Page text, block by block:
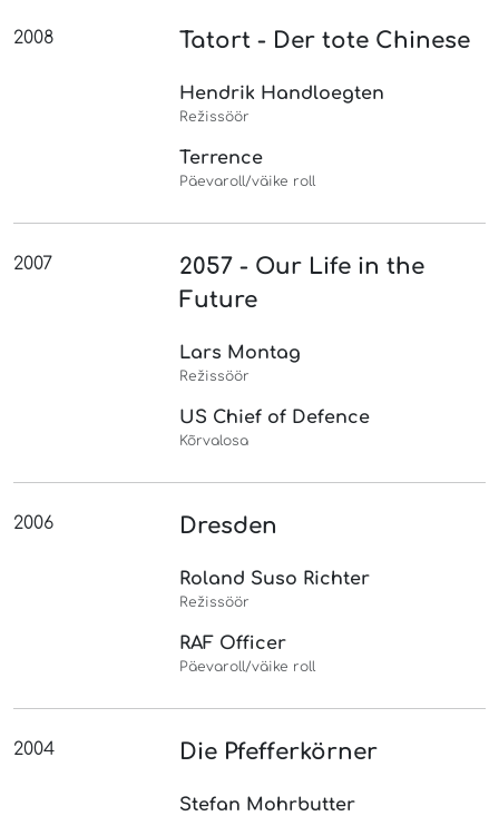
2008 Tatort - Der tote Chinese
Hendrik Handloegten
Režissöör
Terrence
Päevaroll/väike roll
2007
2057 - Our Life in the
Future
Lars Montag
Režissöör
US Chief of Defence
Kõrvalosa
2006 Dresden
Roland Suso Richter
Režissöör
RAF Officer
Päevaroll/väike roll
2004 Die Pfefferkörner
Stefan Mohrbutter